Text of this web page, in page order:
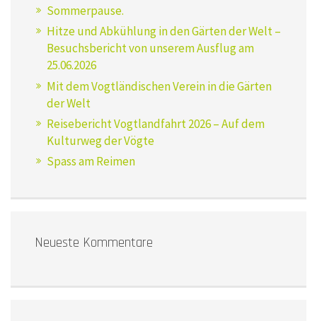
Sommerpause.
Hitze und Abkühlung in den Gärten der Welt –
Besuchsbericht von unserem Ausflug am
25.06.2026
Mit dem Vogtländischen Verein in die Gärten
der Welt
Reisebericht Vogtlandfahrt 2026 – Auf dem
Kulturweg der Vögte
Spass am Reimen
Neueste Kommentare